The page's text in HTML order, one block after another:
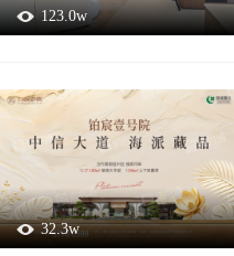
123.0w
32.3w